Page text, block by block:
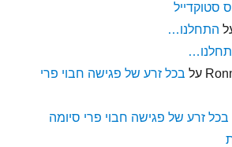
סטוקדייל
התחלנו…
על בכל זרע של פגישה חבוי פרי
בכל זרע של פגישה חבוי פרי סיומה